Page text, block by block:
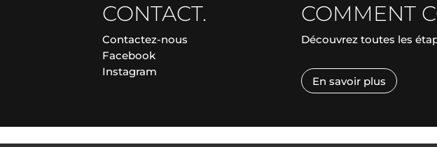
CONTACT.
Contactez-nous
Facebook
Instagram
COMMENT
Découvrez toutes les
En savoir plus